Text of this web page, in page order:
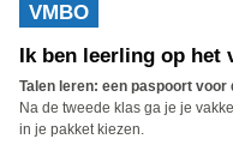
VMBO
Ik ben leerling op het
Talen leren: een paspoort voor
Na de tweede klas ga je je
in je pakket kiezen.